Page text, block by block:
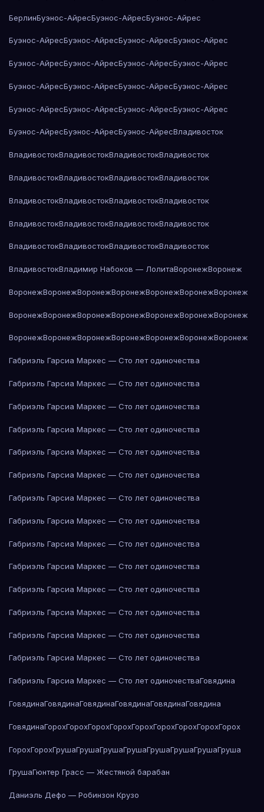
БерлинБуэнос-АйресБуэнос-АйресБуэнос-Айрес
Буэнос-АйресБуэнос-АйресБуэнос-АйресБуэнос-Айрес
Буэнос-АйресБуэнос-АйресБуэнос-АйресБуэнос-Айрес
Буэнос-АйресБуэнос-АйресБуэнос-АйресБуэнос-Айрес
Буэнос-АйресБуэнос-АйресБуэнос-АйресБуэнос-Айрес
Буэнос-АйресБуэнос-АйресБуэнос-АйресВладивосток
ВладивостокВладивостокВладивостокВладивосток
ВладивостокВладивостокВладивостокВладивосток
ВладивостокВладивостокВладивостокВладивосток
ВладивостокВладивостокВладивостокВладивосток
ВладивостокВладивостокВладивостокВладивосток
ВладивостокВладимир Набоков — ЛолитаВоронежВоронеж
ВоронежВоронежВоронежВоронежВоронежВоронежВоронеж
ВоронежВоронежВоронежВоронежВоронежВоронежВоронеж
ВоронежВоронежВоронежВоронежВоронежВоронежВоронеж
Габриэль Гарсиа Маркес — Сто лет одиночества
Габриэль Гарсиа Маркес — Сто лет одиночества
Габриэль Гарсиа Маркес — Сто лет одиночества
Габриэль Гарсиа Маркес — Сто лет одиночества
Габриэль Гарсиа Маркес — Сто лет одиночества
Габриэль Гарсиа Маркес — Сто лет одиночества
Габриэль Гарсиа Маркес — Сто лет одиночества
Габриэль Гарсиа Маркес — Сто лет одиночества
Габриэль Гарсиа Маркес — Сто лет одиночества
Габриэль Гарсиа Маркес — Сто лет одиночества
Габриэль Гарсиа Маркес — Сто лет одиночества
Габриэль Гарсиа Маркес — Сто лет одиночества
Габриэль Гарсиа Маркес — Сто лет одиночества
Габриэль Гарсиа Маркес — Сто лет одиночества
Габриэль Гарсиа Маркес — Сто лет одиночестваГовядина
ГовядинаГовядинаГовядинаГовядинаГовядинаГовядина
ГовядинаГорохГорохГорохГорохГорохГорохГорохГорохГорох
ГорохГорохГрушаГрушаГрушаГрушаГрушаГрушаГрушаГруша
ГрушаГюнтер Грасс — Жестяной барабан
Даниэль Дефо — Робинзон Крузо